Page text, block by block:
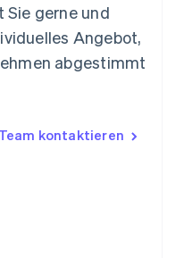
Sie gerne und
Angebot,
abgestimmt
kontaktieren